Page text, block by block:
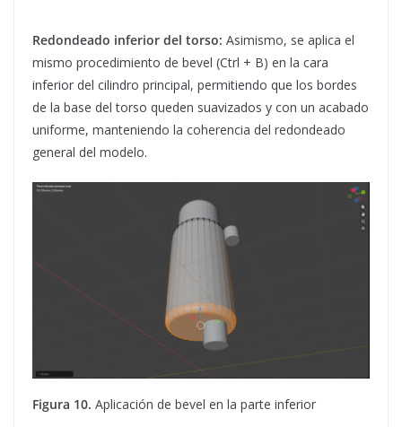
Redondeado inferior del torso: Asimismo, se aplica el
mismo procedimiento de bevel (Ctrl + B) en la cara
inferior del cilindro principal, permitiendo que los bordes
de la base del torso queden suavizados y con un acabado
uniforme, manteniendo la coherencia del redondeado
general del modelo.
Figura 10. Aplicación de bevel en la parte inferior